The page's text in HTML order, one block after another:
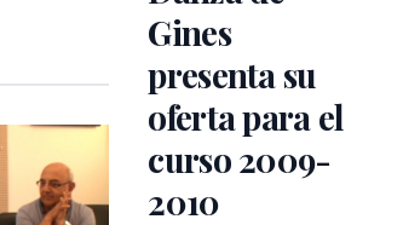
Gines
presenta su
oferta para el
curso 2009-
2010